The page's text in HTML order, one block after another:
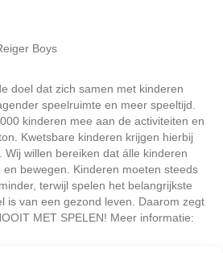
Boys
doel dat zich samen met kinderen
speelruimte en meer speeltijd.
kinderen mee aan de activiteiten en
Kwetsbare kinderen krijgen hierbij
Wij willen bereiken dat álle kinderen
bewegen. Kinderen moeten steeds
terwijl spelen het belangrijkste
is van een gezond leven. Daarom zegt
MET SPELEN! Meer informatie: